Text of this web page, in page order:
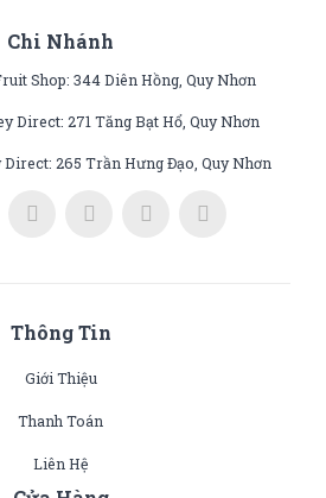
Chi Nhánh
Shop: 344 Diên Hồng, Quy Nhơn
Direct: 271 Tăng Bạt Hổ, Quy Nhơn
Direct: 265 Trần Hưng Đạo, Quy Nhơn
Thông Tin
Giới Thiệu
Thanh Toán
Liên Hệ